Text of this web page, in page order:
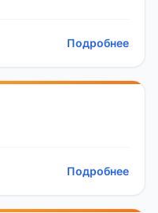
Подробнее
Подробнее